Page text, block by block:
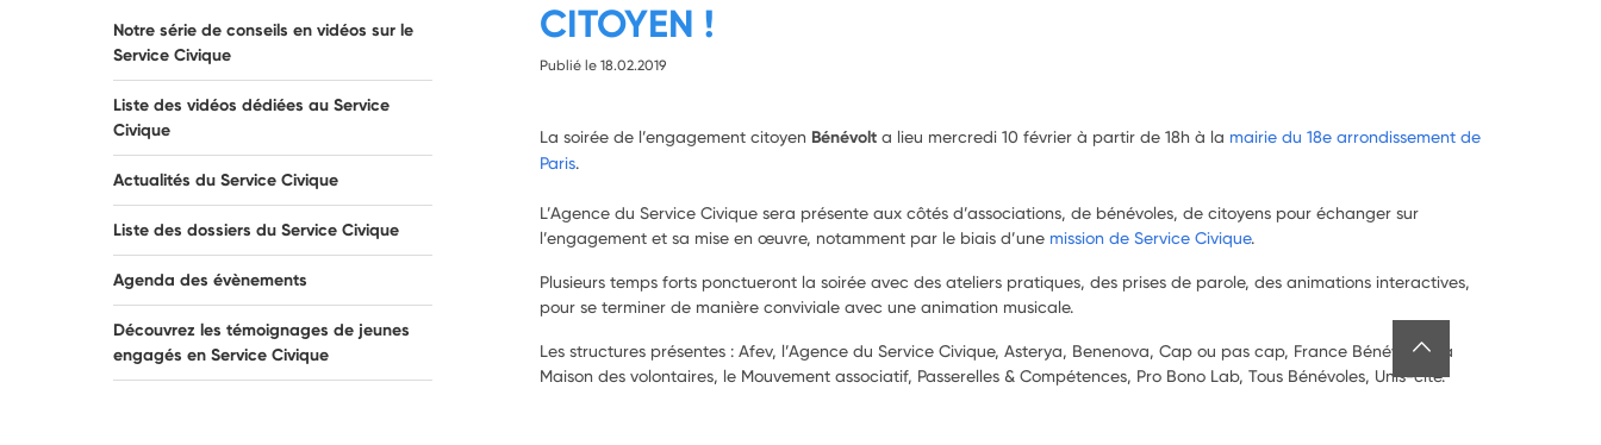
Notre série de conseils en vidéos sur le
Service Civique
Liste des vidéos dédiées au Service
Civique
Actualités du Service Civique
Liste des dossiers du Service Civique
Agenda des évènements
Découvrez les témoignages de jeunes
engagés en Service Civique
CITOYEN !
Publié le 18.02.2019
La soirée de l’engagement citoyen Bénévolta lieu mercredi 10 février à partir de 18h à la mairie du 18e arrondissement de
Paris.
L’Agence du Service Civique sera présente aux côtés d’associations, de bénévoles, de citoyens pour échanger sur
l’engagement et sa mise en œuvre, notamment par le biais d’une mission de Service Civique.
Plusieurs temps forts ponctueront la soirée avec des ateliers pratiques, des prises de parole, des animations interactives,
pour se terminer de manière conviviale avec une animation musicale.
Les structures présentes : Afev, l’Agence du Service Civique, Asterya, Benenova, Cap ou pas cap, France Bénévolat, la
Maison des volontaires, le Mouvement associatif, Passerelles & Compétences, Pro Bono Lab, Tous Bénévoles, Unis-cité.